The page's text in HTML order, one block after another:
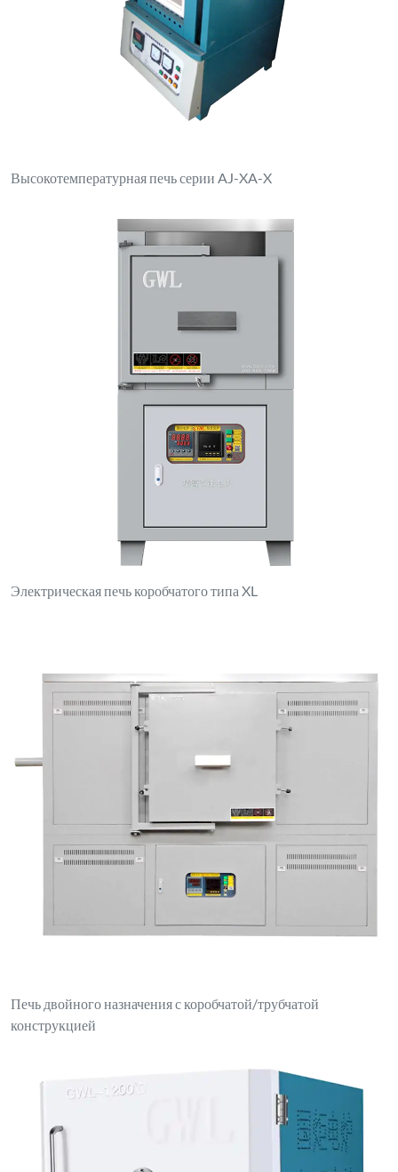
Электрическая печь коробчатого типа XL